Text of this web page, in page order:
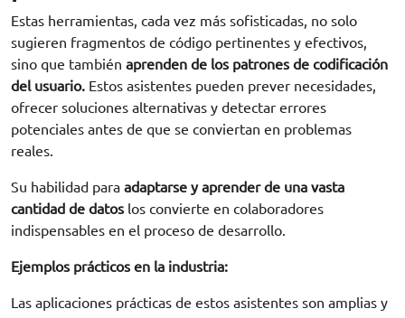
Estas herramientas, cada vez más sofisticadas, no solo
sugieren fragmentos de código pertinentes y efectivos,
sino que también aprenden de los patrones de codificación
del usuario. Estos asistentes pueden prever necesidades,
ofrecer soluciones alternativas y detectar errores
potenciales antes de que se conviertan en problemas
reales.
Su habilidad para adaptarse y aprender de una vasta
cantidad de datos los convierte en colaboradores
indispensables en el proceso de desarrollo.
Ejemplos prácticos en la industria:
Las aplicaciones prácticas de estos asistentes son amplias y